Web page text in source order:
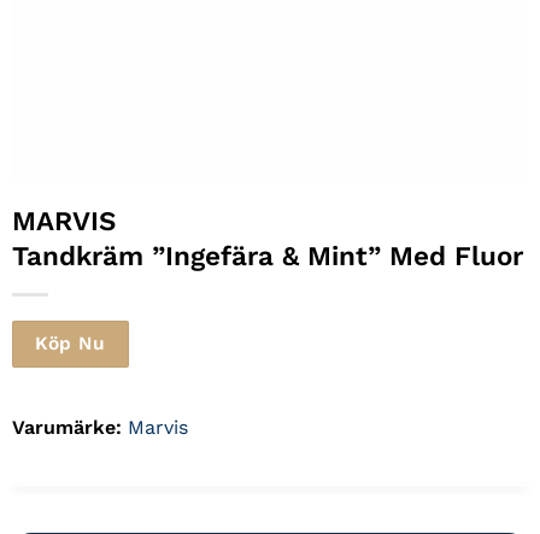
MARVIS
Tandkräm ”Ingefära & Mint” Med Fluor
Köp Nu
Varumärke: Marvis